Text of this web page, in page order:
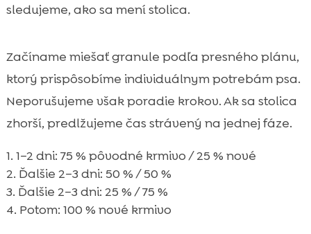
sledujeme, ako sa mení stolica.
Začíname miešať granule podľa presného plánu,
ktorý prispôsobíme individuálnym potrebám psa.
Neporušujeme však poradie krokov. Ak sa stolica
zhorší, predlžujeme čas strávený na jednej fáze.
1–2 dni: 75 % pôvodné krmivo / 25 % nové
Ďalšie 2–3 dni: 50 % / 50 %
Ďalšie 2–3 dni: 25 % / 75 %
Potom: 100 % nové krmivo